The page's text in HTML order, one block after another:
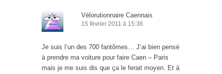
Vélorutionnaire Caennais
15 février 2011 à 15:36
Je suis l’un des 700 fantômes… J’ai bien pensé
à prendre ma voiture pour faire Caen – Paris
mais je me suis dis que ça le ferait moyen. Et à